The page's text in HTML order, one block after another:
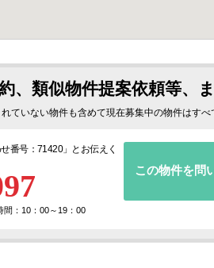
、類似物件提案依頼等、
ていない物件も含めて現在募集中の物件はすべ
番号：71420」とお伝えく
間：10：00～19：00
この物件を問